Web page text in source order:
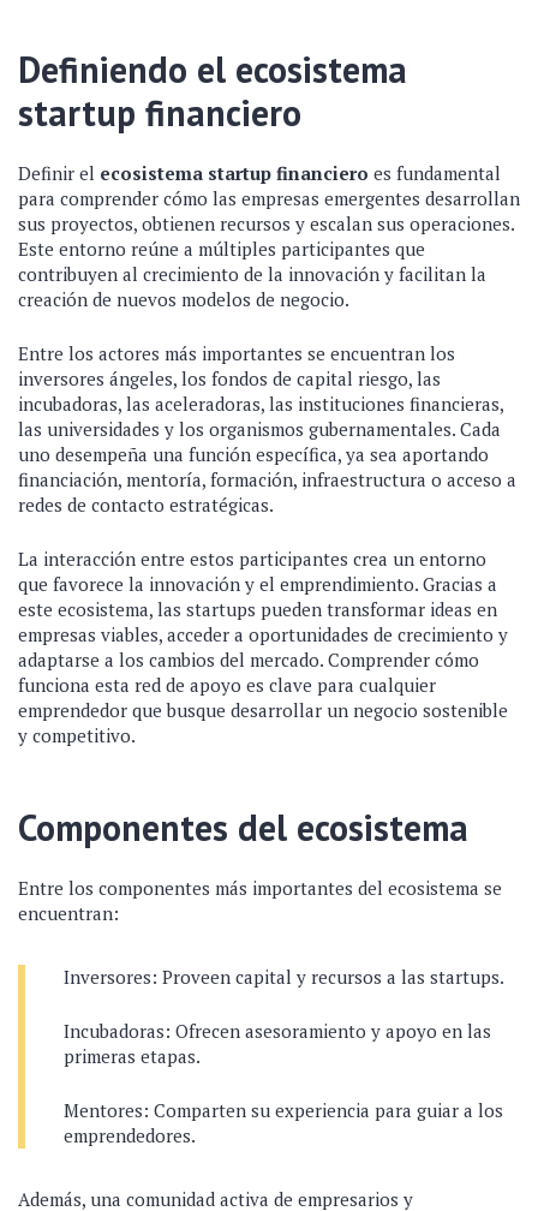
Definiendo el ecosistema
startup financiero
Definir el ecosistema startup financiero es fundamental
para comprender cómo las empresas emergentes desarrollan
sus proyectos, obtienen recursos y escalan sus operaciones.
Este entorno reúne a múltiples participantes que
contribuyen al crecimiento de la innovación y facilitan la
creación de nuevos modelos de negocio.
Entre los actores más importantes se encuentran los
inversores ángeles, los fondos de capital riesgo, las
incubadoras, las aceleradoras, las instituciones financieras,
las universidades y los organismos gubernamentales. Cada
uno desempeña una función específica, ya sea aportando
financiación, mentoría, formación, infraestructura o acceso a
redes de contacto estratégicas.
La interacción entre estos participantes crea un entorno
que favorece la innovación y el emprendimiento. Gracias a
este ecosistema, las startups pueden transformar ideas en
empresas viables, acceder a oportunidades de crecimiento y
adaptarse a los cambios del mercado. Comprender cómo
funciona esta red de apoyo es clave para cualquier
emprendedor que busque desarrollar un negocio sostenible
y competitivo.
Componentes del ecosistema
Entre los componentes más importantes del ecosistema se
encuentran:
Inversores: Proveen capital y recursos a las startups.
Incubadoras: Ofrecen asesoramiento y apoyo en las
primeras etapas.
Mentores: Comparten su experiencia para guiar a los
emprendedores.
Además, una comunidad activa de empresarios y